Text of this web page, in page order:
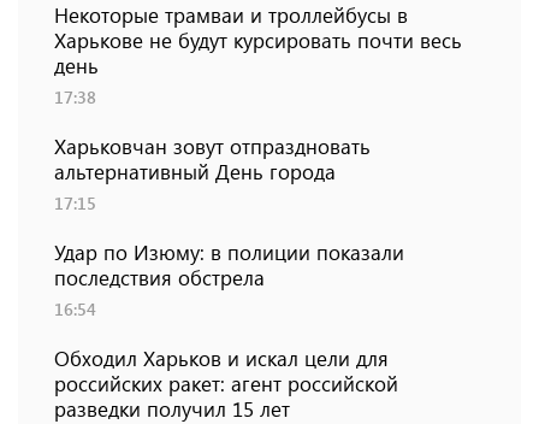
Некоторые трамваи и троллейбусы в
Харькове не будут курсировать почти весь
день
17:38
Харьковчан зовут отпраздновать
альтернативный День города
17:15
Удар по Изюму: в полиции показали
последствия обстрела
16:54
Обходил Харьков и искал цели для
российских ракет: агент российской
разведки получил 15 лет